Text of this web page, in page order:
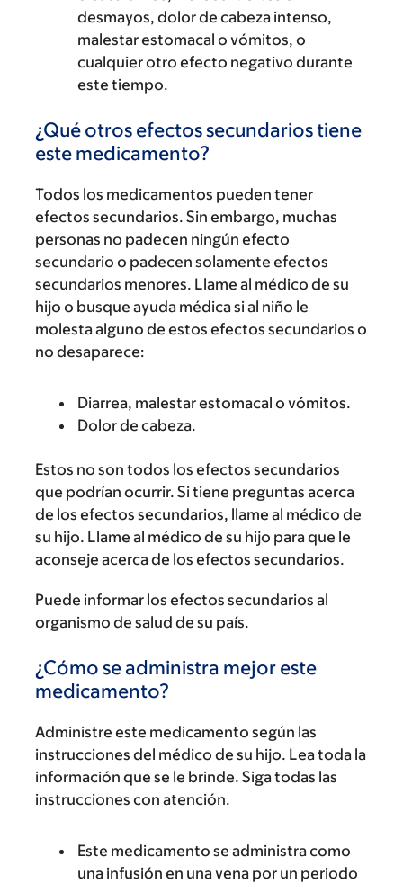
desmayos, dolor de cabeza intenso,
malestar estomacal o vómitos, o
cualquier otro efecto negativo durante
este tiempo.
¿Qué otros efectos secundarios tiene
este medicamento?
Todos los medicamentos pueden tener
efectos secundarios. Sin embargo, muchas
personas no padecen ningún efecto
secundario o padecen solamente efectos
secundarios menores. Llame al médico de su
hijo o busque ayuda médica si al niño le
molesta alguno de estos efectos secundarios o
no desaparece:
Diarrea, malestar estomacal o vómitos.
Dolor de cabeza.
Estos no son todos los efectos secundarios
que podrían ocurrir. Si tiene preguntas acerca
de los efectos secundarios, llame al médico de
su hijo. Llame al médico de su hijo para que le
aconseje acerca de los efectos secundarios.
Puede informar los efectos secundarios al
organismo de salud de su país.
¿Cómo se administra mejor este
medicamento?
Administre este medicamento según las
instrucciones del médico de su hijo. Lea toda la
información que se le brinde. Siga todas las
instrucciones con atención.
Este medicamento se administra como
una infusión en una vena por un periodo